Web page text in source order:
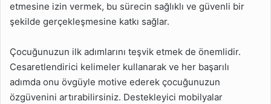
etmesine izin vermek, bu sürecin sağlıklı ve güvenli bir
şekilde gerçekleşmesine katkı sağlar.
Çocuğunuzun ilk adımlarını teşvik etmek de önemlidir.
Cesaretlendirici kelimeler kullanarak ve her başarılı
adımda onu övgüyle motive ederek çocuğunuzun
özgüvenini artırabilirsiniz. Destekleyici mobilyalar